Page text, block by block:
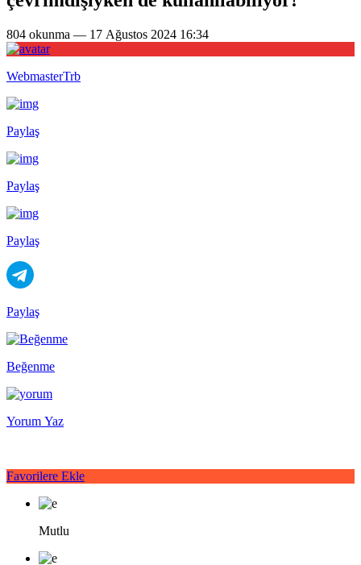
804 okunma — 17 Ağustos 2024 16:34
WebmasterTrb
Paylaş
Paylaş
Paylaş
Paylaş
Beğenme
Yorum Yaz
Favorilere Ekle
Mutlu